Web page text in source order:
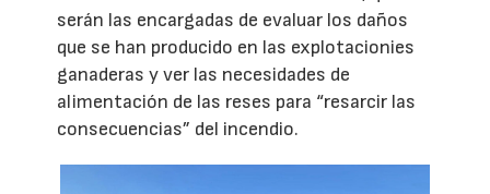
serán las encargadas de evaluar los daños
que se han producido en las explotacionies
ganaderas y ver las necesidades de
alimentación de las reses para “resarcir las
consecuencias” del incendio.